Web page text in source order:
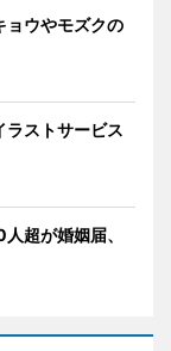
ウやモズクの
ストサービス
超が婚姻届、